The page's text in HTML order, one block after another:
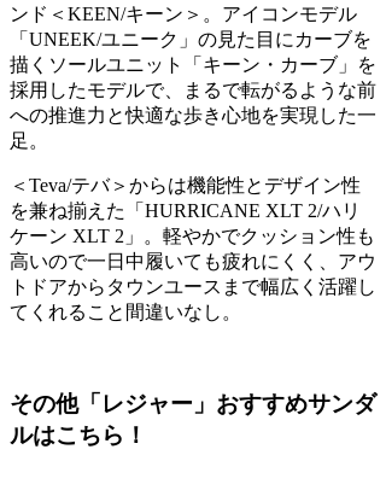
ンド＜KEEN/キーン＞。アイコンモデル
「UNEEK/ユニーク」の見た目にカーブを
描くソールユニット「キーン・カーブ」を
採用したモデルで、まるで転がるような前
への推進力と快適な歩き心地を実現した一
足。
＜Teva/テバ＞からは機能性とデザイン性
を兼ね揃えた「HURRICANE XLT 2/ハリ
ケーン XLT 2」。軽やかでクッション性も
高いので一日中履いても疲れにくく、アウ
トドアからタウンユースまで幅広く活躍し
てくれること間違いなし。
その他「レジャー」おすすめサンダ
ルはこちら！